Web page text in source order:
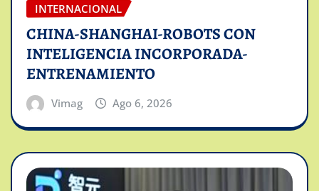
INTERNACIONAL
CHINA-SHANGHAI-ROBOTS CON
INTELIGENCIA INCORPORADA-
ENTRENAMIENTO
Vimag Ago 6, 2026